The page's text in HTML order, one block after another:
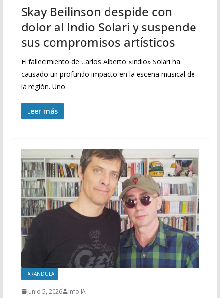
Skay Beilinson despide con
dolor al Indio Solari y suspende
sus compromisos artísticos
El fallecimiento de Carlos Alberto «Indio» Solari ha
causado un profundo impacto en la escena musical de
la región. Uno
Leer más
FARANDULA
junio 5, 2026 Info IA